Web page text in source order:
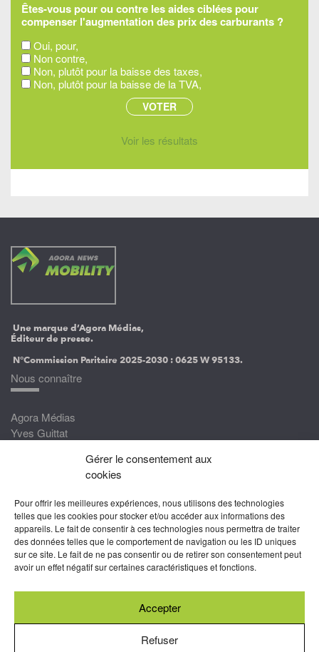
Gérer le consentement aux
cookies
Pour offrir les meilleures expériences, nous utilisons des technologies
telles que les cookies pour stocker et/ou accéder aux informations des
appareils. Le fait de consentir à ces technologies nous permettra de traiter
des données telles que le comportement de navigation ou les ID uniques
sur ce site. Le fait de ne pas consentir ou de retirer son consentement peut
avoir un effet négatif sur certaines caractéristiques et fonctions.
Accepter
Refuser
Êtes-vous pour ou contre les aides ciblées pour
compenser l'augmentation des prix des carburants ?
Oui, pour,
Non contre,
Non, plutôt pour la baisse des taxes,
Non, plutôt pour la baisse de la TVA,
Voir les résultats
Une marque d’Agora Médias,
Éditeur de presse.
N°Commission Paritaire 2025-2030 :0625 W 95133.
Nous connaître
Agora Médias
Yves Guittat
Devenez correspondant
Rejoignez nos experts
Devenez Partenaire
Nous suivre
Abonnez-vous à nos newsletters